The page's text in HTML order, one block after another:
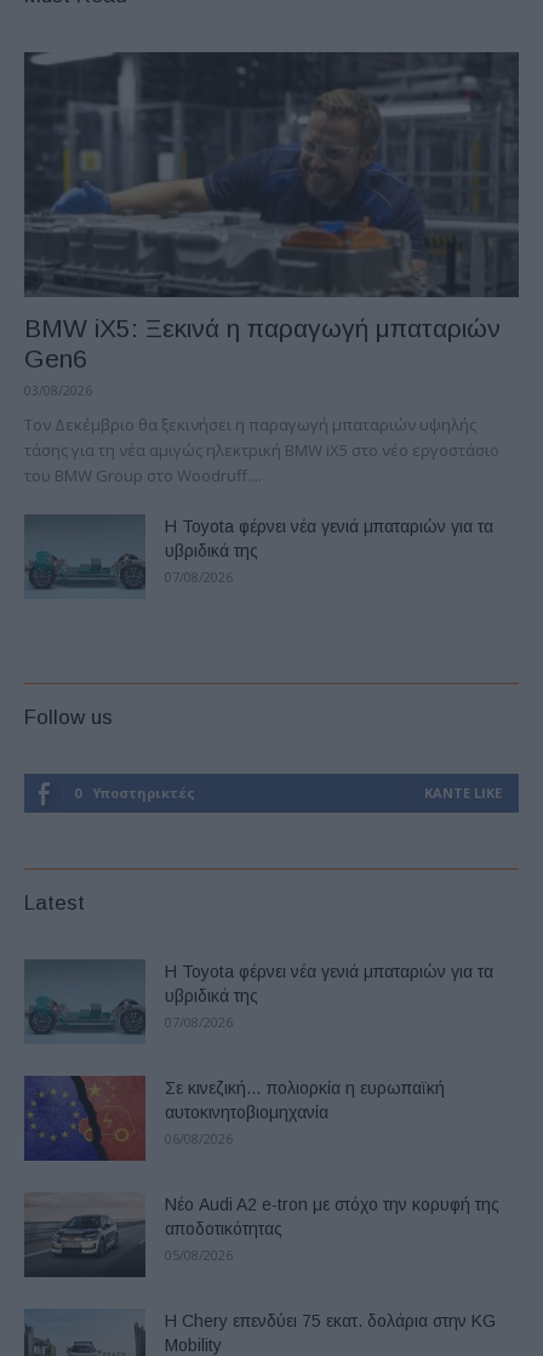
BMW iX5: Ξεκινά η παραγωγή μπαταριών
Gen6
03/08/2026
Τον Δεκέμβριο θα ξεκινήσει η παραγωγή μπαταριών υψηλής
τάσης για τη νέα αμιγώς ηλεκτρική BMW iX5 στο νέο εργοστάσιο
του BMW Group στο Woodruff....
Η Toyota φέρνει νέα γενιά μπαταριών για τα
υβριδικά της
07/08/2026
Follow us
0 Υποστηρικτές ΚΆΝΤΕ LIKE
Latest
Η Toyota φέρνει νέα γενιά μπαταριών για τα
υβριδικά της
07/08/2026
Σε κινεζική… πολιορκία η ευρωπαϊκή
αυτοκινητοβιομηχανία
06/08/2026
Νέο Audi A2 e-tron με στόχο την κορυφή της
αποδοτικότητας
05/08/2026
Η Chery επενδύει 75 εκατ. δολάρια στην KG
Mobility